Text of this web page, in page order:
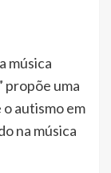
música
propõe uma
autismo em
na música